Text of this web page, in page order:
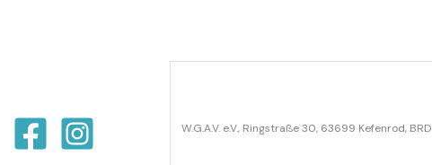
W.G.A.V. e.V., Ringstraße 30, 63699 Kefenrod, BRD